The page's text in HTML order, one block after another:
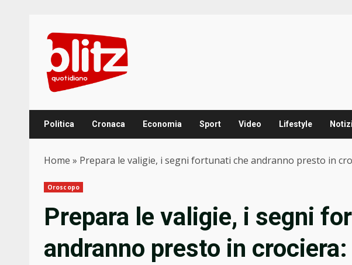
content
Politica Cronaca Economia Sport Video Lifestyle
Home » Prepara le valigie, i segni fortunati che andranno presto in
Oroscopo
Prepara le valigie, i segni
andranno presto in